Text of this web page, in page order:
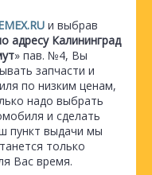
и выбрав
адресу Калининград
» пав. №4, Вы
запчасти и
по низким ценам,
надо выбрать
и сделать
пункт выдачи мы
только
Вас время.